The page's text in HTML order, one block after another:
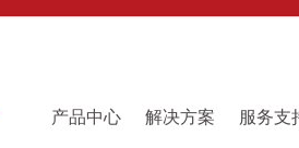
产品中心 解决方案 服务支